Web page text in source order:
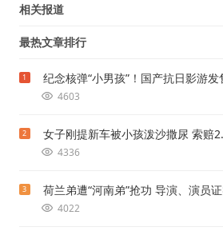
相关报道
最热文章排行
1 纪念核弹“小男孩”！国产抗日影游
4603
2 女子刚提新车被小孩泼沙撒尿 索赔
4336
3 荷兰弟遭“河南弟”抢功 导演、演员
4022